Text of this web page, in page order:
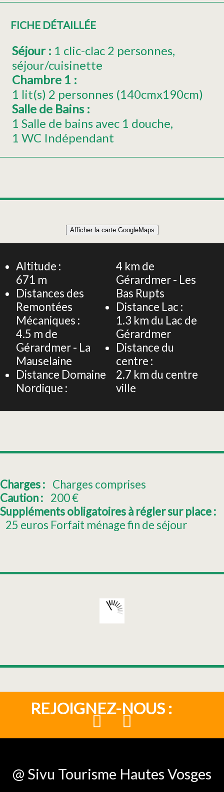
FICHE DÉTAILLÉE
Séjour : 1 clic-clac 2 personnes
séjour/cuisinette
Chambre 1 :
1 lit(s) 2 personnes (140cmx190cm)
Salle de Bains :
1 Salle de bains avec 1 douche
1 WC Indépendant
APPARTEMENT 32m² 4 PERSONNES
Afficher la carte GoogleMaps
Altitude :
671 m
Distances des
Remontées
Mécaniques :
4.5 m de
Gérardmer - La
Mauselaine
Distance Domaine
Nordique :
4 km de
Gérardmer - Les
Bas Rupts
Distance Lac :
1.3 km du Lac de
Gérardmer
Distance du
centre :
2.7 km du centre
ville
Charges : Charges comprises
Caution : 200€
Suppléments obligatoires à régler sur place :
25 euros Forfait ménage fin de séjour
REJOIGNEZ-NOUS :
@ Sivu Tourisme Hautes Vosges